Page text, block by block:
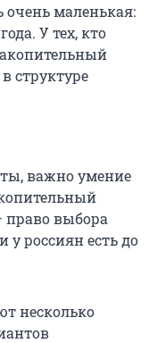
очень маленькая:
У тех, кто
структуре
важно умение
право выбора
у россиян есть до
несколько